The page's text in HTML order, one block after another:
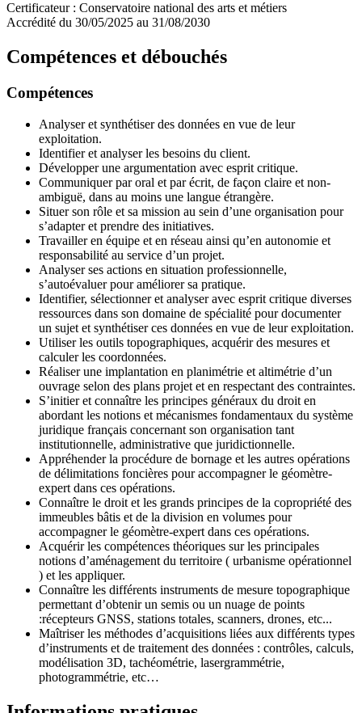
Certificateur : Conservatoire national des arts et métiers
Accrédité du 30/05/2025 au 31/08/2030
Compétences et débouchés
Compétences
Analyser et synthétiser des données en vue de leur
exploitation.
Identifier et analyser les besoins du client.
Développer une argumentation avec esprit critique.
Communiquer par oral et par écrit, de façon claire et non-
ambiguë, dans au moins une langue étrangère.
Situer son rôle et sa mission au sein d’une organisation pour
s’adapter et prendre des initiatives.
Travailler en équipe et en réseau ainsi qu’en autonomie et
responsabilité au service d’un projet.
Analyser ses actions en situation professionnelle,
s’autoévaluer pour améliorer sa pratique.
Identifier, sélectionner et analyser avec esprit critique diverses
ressources dans son domaine de spécialité pour documenter
un sujet et synthétiser ces données en vue de leur exploitation.
Utiliser les outils topographiques, acquérir des mesures et
calculer les coordonnées.
Réaliser une implantation en planimétrie et altimétrie d’un
ouvrage selon des plans projet et en respectant des contraintes.
S’initier et connaître les principes généraux du droit en
abordant les notions et mécanismes fondamentaux du système
juridique français concernant son organisation tant
institutionnelle, administrative que juridictionnelle.
Appréhender la procédure de bornage et les autres opérations
de délimitations foncières pour accompagner le géomètre-
expert dans ces opérations.
Connaître le droit et les grands principes de la copropriété des
immeubles bâtis et de la division en volumes pour
accompagner le géomètre-expert dans ces opérations.
Acquérir les compétences théoriques sur les principales
notions d’aménagement du territoire ( urbanisme opérationnel
) et les appliquer.
Connaître les différents instruments de mesure topographique
permettant d’obtenir un semis ou un nuage de points
:récepteurs GNSS, stations totales, scanners, drones, etc...
Maîtriser les méthodes d’acquisitions liées aux différents types
d’instruments et de traitement des données : contrôles, calculs,
modélisation 3D, tachéométrie, lasergrammétrie,
photogrammétrie, etc…